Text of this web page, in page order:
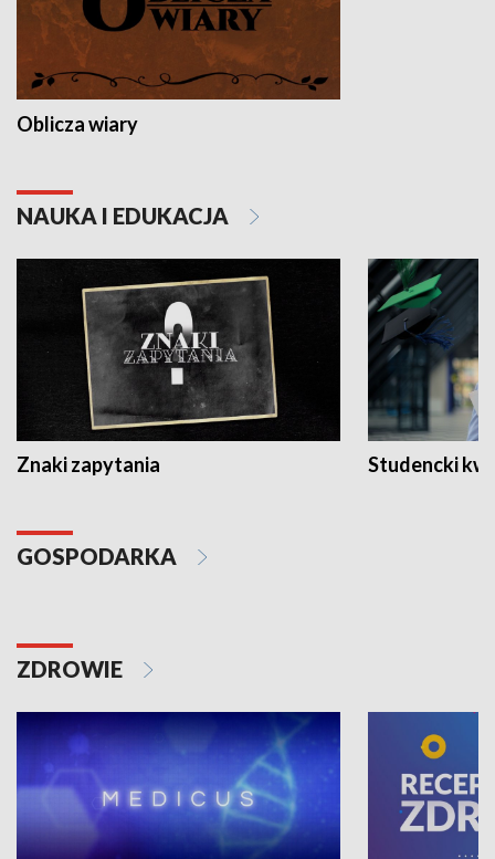
Oblicza wiary
NAUKA I EDUKACJA
Znaki zapytania Studencki
GOSPODARKA
ZDROWIE